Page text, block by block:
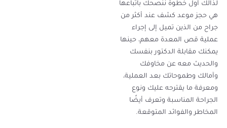
لذالك أول خطوة ننصحك باتباعها
هي حجز موعد كشف عند أكثر من
جراح من الذين تميل إلى إجراء
عملية قص المعدة معهم، حينها
يمكنك مقابلة الدكتور بنفسك
والحديث معه عن مخاوفك
وآمالك وطموحاتك بعد العملية،
ومعرفة ما يقترحه عليك ونوع
الجراحة المناسبة وتعرف أيضًا
المخاطر والفوائد المتوقعة.